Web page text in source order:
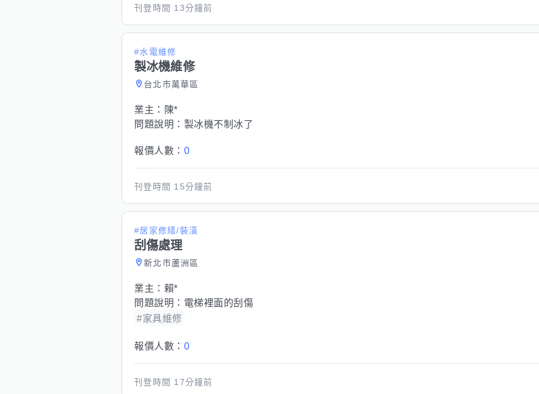
刊登時間 13分鐘前
#水電維修
製冰機維修
台北市萬華區
業主：
陳*
問題說明： 製冰機不制冰了
報價人數： 0
刊登時間 15分鐘前
#居家修繕/裝潢
刮傷處理
新北市蘆洲區
業主： 賴*
問題說明： 電梯裡面的刮傷
#家具維修
報價人數： 0
刊登時間 17分鐘前